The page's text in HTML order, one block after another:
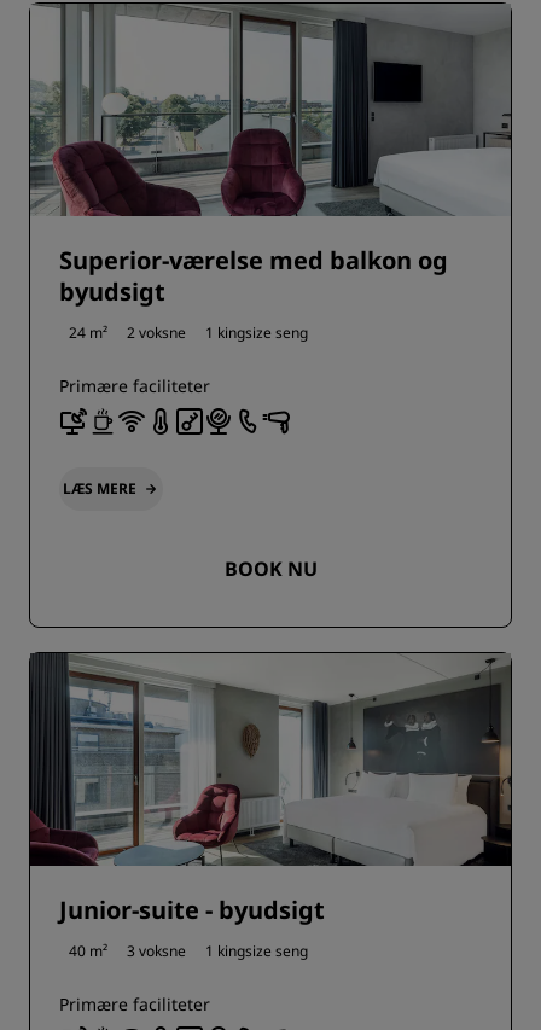
Superior-værelse med balkon og
byudsigt
24 m² 2 voksne 1 kingsize seng
Primære faciliteter
LÆS MERE
BOOK NU
Junior-suite - byudsigt
40 m² 3 voksne 1 kingsize seng
Primære faciliteter